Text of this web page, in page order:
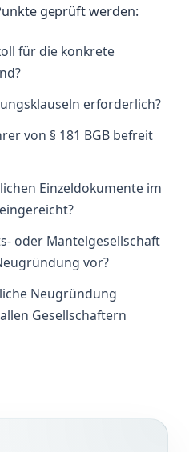
geprüft werden:
für die konkrete
erforderlich?
von § 181 BGB befreit
Einzeldokumente im
oder Mantelgesellschaft
vor?
Neugründung
Gesellschaftern